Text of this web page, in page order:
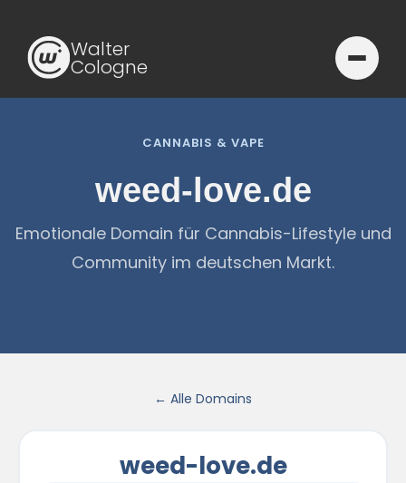
Walter
Cologne
CANNABIS & VAPE
weed-love.de
Emotionale Domain für Cannabis-Lifestyle und
Community im deutschen Markt.
← Alle Domains
weed-love.de